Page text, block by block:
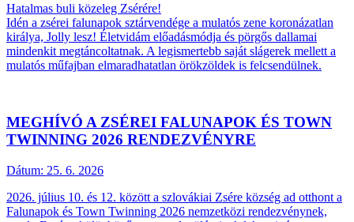
Hatalmas buli közeleg Zsérére!
Idén a zsérei falunapok sztárvendége a mulatós zene koronázatlan
királya, Jolly lesz! Életvidám előadásmódja és pörgős dallamai
mindenkit megtáncoltatnak. A legismertebb saját slágerek mellett a
mulatós műfajban elmaradhatatlan örökzöldek is felcsendülnek.
MEGHÍVÓ A ZSÉREI FALUNAPOK ÉS TOWN
TWINNING 2026 RENDEZVÉNYRE
Dátum: 25. 6. 2026
2026. július 10. és 12. között a szlovákiai Zsére község ad otthont a
Falunapok és Town Twinning 2026 nemzetközi rendezvénynek,